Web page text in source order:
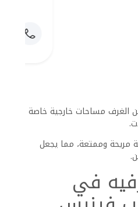
للرياضات المائية،
على إقامتهم.
المنتجع.
نظيفة ومريحة.